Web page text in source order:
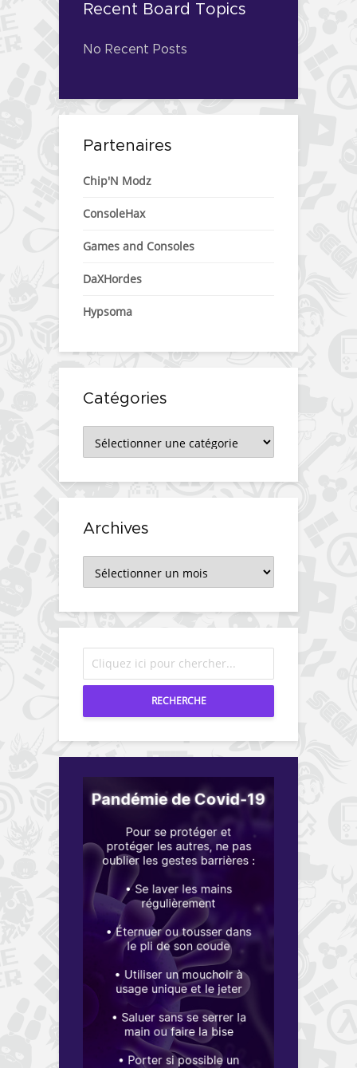
Recent Board Topics
No Recent Posts
Partenaires
Chip'N Modz
ConsoleHax
Games and Consoles
DaXHordes
Hypsoma
Catégories
Archives
RECHERCHE